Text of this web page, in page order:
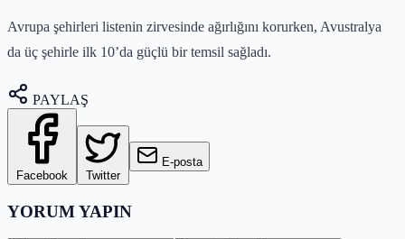
Avrupa şehirleri listenin zirvesinde ağırlığını korurken, Avustralya
da üç şehirle ilk 10’da güçlü bir temsil sağladı.
PAYLAŞ
Facebook Twitter
E-posta
YORUM YAPIN